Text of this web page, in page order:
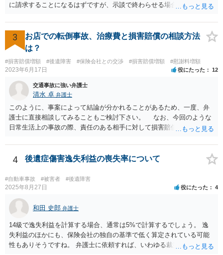
に請求することになるはずですが、示談で終わらせる場合には、そこ
ならほとんど充足できるか多くが返ってくるイメージなので頼むのも
いいかなと思うのですが。 →LAC基準でもそうかもしれませんし、交
通事故事案ではより定額の費用としている法律事務所も多いように思
います。費用面も含めて、弁護士さんを検討してみるとよいかもしれ
ませんね。 かなり具体的な話も多くなっているので、法律事務所に問
い合わせてみるとよいと思います。
3
お店での転倒事故、治療費と損害賠償の相談方法
は？
#損害賠償増額 #後遺障害 #保険会社との交渉 #損害賠償増額 #慰謝料増額
2023年6月17日 役にたった 12
交通事故に強い弁護士
清水 卓 弁護士
このように、事案によって結論が分かれることがあるため、一度、弁
護士に直接相談してみることもご検討下さい。 なお、今回のような
日常生活上の事故の際、責任のある相手に対して損害賠償請求する際
す（ご自宅の火災保険や自動車の任意保険等を確認してみて下さい。
加入したつもりがなくても、確認してみたら付いていたということが
4 後遺症傷害逸失利益の喪失率について
#自動車事故 #被害者 #後遺障害
2025年8月27日 役にたった 4
和田 史郎 弁護士
14級で逸失利益を計算する場合、通常は5%で計算するでしょう。 逸
失利益のほかにも、保険会社の独自の基準で低く算定されている可能
性もありそうですね。 弁護士に依頼すれば、いわゆる裁判基準程度の